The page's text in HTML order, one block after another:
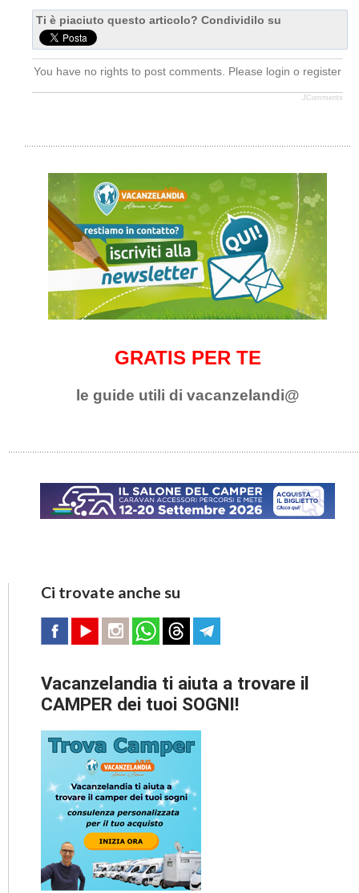
Ti è piaciuto questo articolo? Condividilo su
You have no rights to post comments. Please login o register
JComments
GRATIS PER TE
le guide utili di vacanzelandi@
Ci trovate anche su
Vacanzelandia ti aiuta a trovare il
CAMPER dei tuoi SOGNI!